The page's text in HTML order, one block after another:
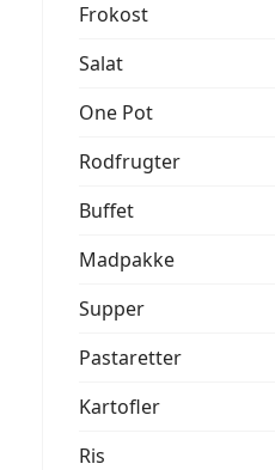
Frokost
Salat
One Pot
Rodfrugter
Buffet
Madpakke
Supper
Pastaretter
Kartofler
Ris